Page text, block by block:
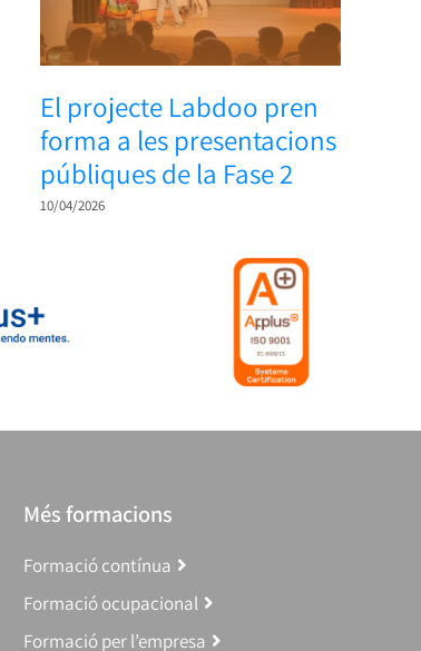
El projecte Labdoo pren
forma a les presentacions
públiques de la Fase 2
10/04/2026
Més formacions
Formació contínua
Formació ocupacional
Formació per l’empresa